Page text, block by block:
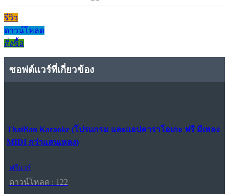
รีวิว
ดาวน์โหลด
สั่งซื้อ
ซอฟต์แวร์ที่เกี่ยวข้อง
ThaiBan Karaoke (โปรแกรม และแอปคาราโอเกะ ฟรี มีเพลง
MIDI กว่าแสนเพลง)
ฟรีแวร์
ดาวน์โหลด : 122